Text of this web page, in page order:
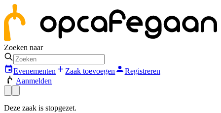
Zoeken naar
Evenementen Zaak toevoegen
Registreren
Aanmelden
Deze zaak is stopgezet.